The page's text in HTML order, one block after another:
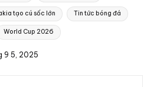
tạo cú sốc lớn Tin tức bóng đá
World Cup 2026
9 5, 2025